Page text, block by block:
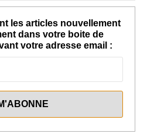
les articles nouvellement
dans votre boite de
votre adresse email :